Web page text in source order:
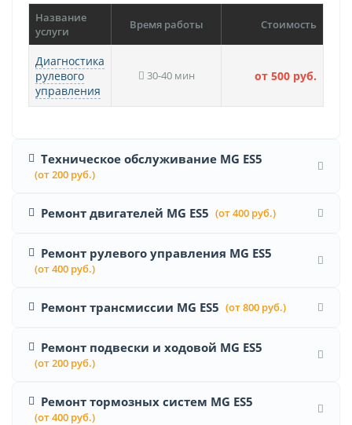
Название
услуги
Время работы Стоимость
Диагностика
рулевого
управления
30-40 мин от 500 руб.
Техническое обслуживание MG ES5
(от 200 руб.)
Ремонт двигателей MG ES5 (от 400 руб.)
Ремонт рулевого управления MG ES5
(от 400 руб.)
Ремонт трансмиссии MG ES5 (от 800 руб.)
Ремонт подвески и ходовой MG ES5
(от 200 руб.)
Ремонт тормозных систем MG ES5
(от 400 руб.)